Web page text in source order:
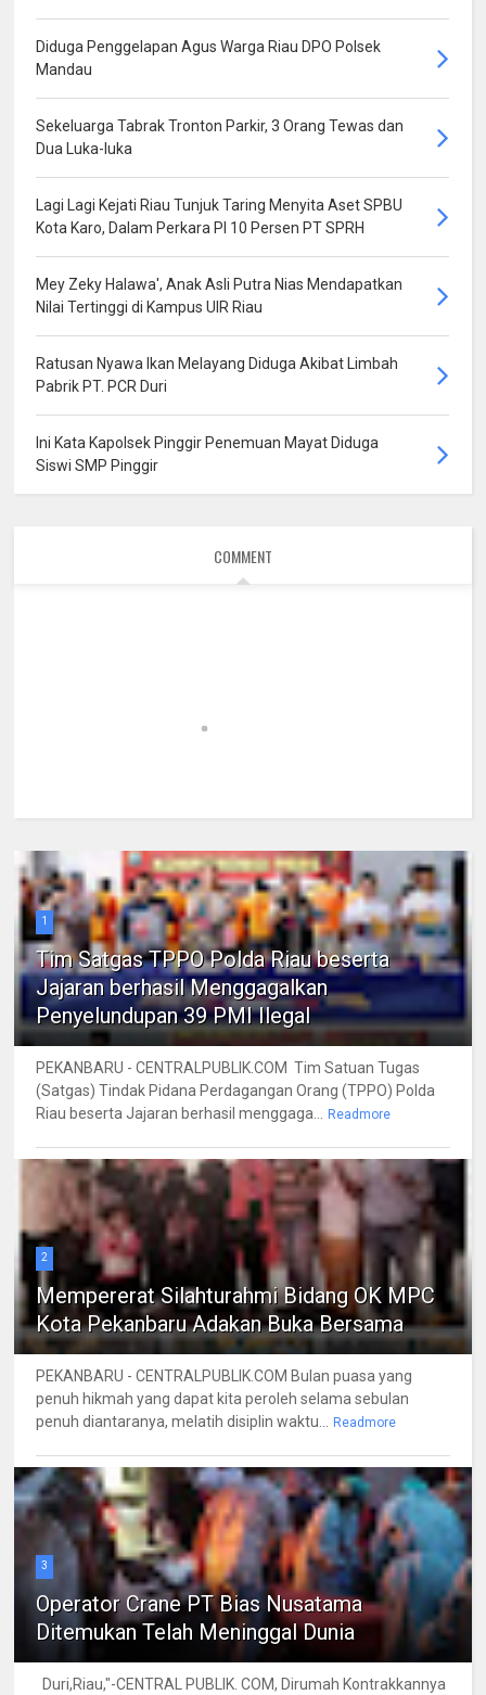
Diduga Penggelapan Agus Warga Riau DPO Polsek
Mandau
Sekeluarga Tabrak Tronton Parkir, 3 Orang Tewas dan
Dua Luka-luka
Lagi Lagi Kejati Riau Tunjuk Taring Menyita Aset SPBU
Kota Karo, Dalam Perkara PI 10 Persen PT SPRH
Mey Zeky Halawa', Anak Asli Putra Nias Mendapatkan
Nilai Tertinggi di Kampus UIR Riau
Ratusan Nyawa Ikan Melayang Diduga Akibat Limbah
Pabrik PT. PCR Duri
Ini Kata Kapolsek Pinggir Penemuan Mayat Diduga
Siswi SMP Pinggir
COMMENT
1
Tim Satgas TPPO Polda Riau beserta
Jajaran berhasil Menggagalkan
Penyelundupan 39 PMI Ilegal
PEKANBARU - CENTRALPUBLIK.COM Tim Satuan Tugas
(Satgas) Tindak Pidana Perdagangan Orang (TPPO) Polda
Riau beserta Jajaran berhasil menggaga...
Readmore
2
Mempererat Silahturahmi Bidang OK MPC
Kota Pekanbaru Adakan Buka Bersama
PEKANBARU - CENTRALPUBLIK.COM Bulan puasa yang
penuh hikmah yang dapat kita peroleh selama sebulan
penuh diantaranya, melatih disiplin waktu...
Readmore
3
Operator Crane PT Bias Nusatama
Ditemukan Telah Meninggal Dunia
Duri,Riau,"-CENTRAL PUBLIK. COM, Dirumah Kontrakkannya